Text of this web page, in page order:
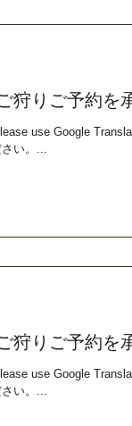
狩りご予約を
use Google
い。...
狩りご予約を
use Google
い。...